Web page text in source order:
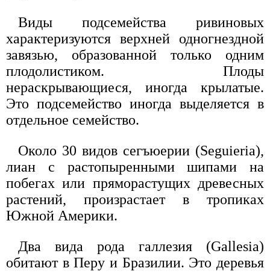
Виды подсемейства ривиновых
характеризуются верхней одногнездной
завязью, образованной только одним
плодолистиком. Плоды
нераскрывающиеся, иногда крылатые.
Это подсемейство иногда выделяется в
отдельное семейство.
Около 30 видов сегъюерии (Seguieria),
лиан с растопыренными шипами на
побегах или пряморастущих древесных
растений, произрастает в тропиках
Южной Америки.
Два вида рода галлезия (Gallesia)
обитают в Перу и Бразилии. Это деревья